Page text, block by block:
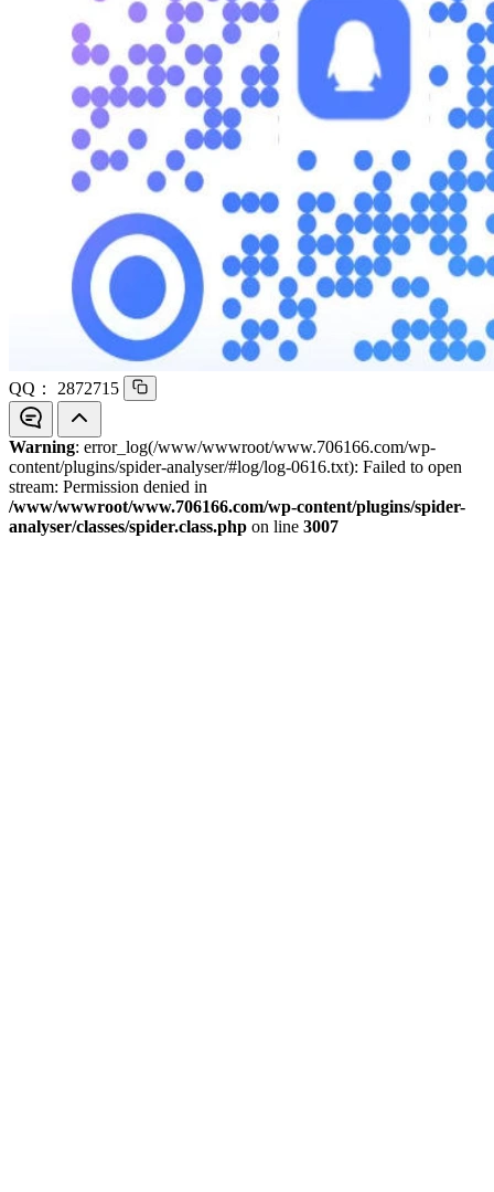
QQ： 2872715
Warning: error_log(/www/wwwroot/www.706166.com/wp-
content/plugins/spider-analyser/#log/log-0616.txt): Failed to open
stream: Permission denied in
/www/wwwroot/www.706166.com/wp-content/plugins/spider-
analyser/classes/spider.class.php on line 3007